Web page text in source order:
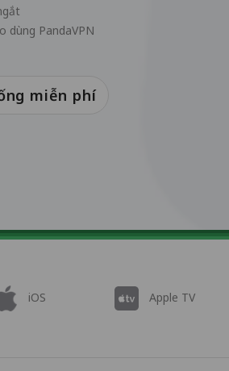
dùng PandaVPN
miễn phí
iOS Apple TV